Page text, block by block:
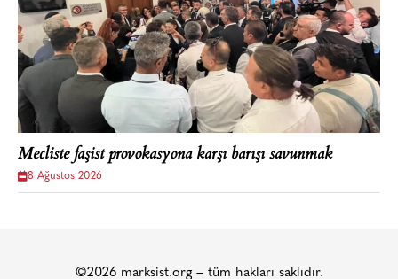
Mecliste faşist provokasyona karşı barışı savunmak
8 Ağustos 2026
©2026 marksist.org – tüm hakları saklıdır.